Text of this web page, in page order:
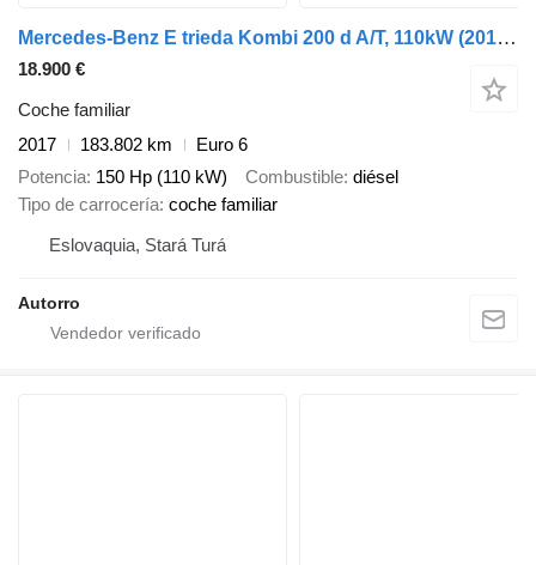
Mercedes-Benz E trieda Kombi 200 d A/T, 110kW (2017) / AJ NA SPLÁTKY / PROTIÚČ
18.900 €
Coche familiar
2017
183.802 km
Euro 6
Potencia 150 Hp (110 kW) Combustible diésel
Tipo de carrocería coche familiar
Eslovaquia, Stará Turá
Autorro